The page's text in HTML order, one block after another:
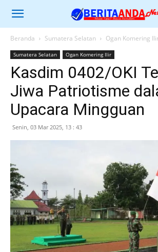
Beranda Sumatera Selatan Ogan Komering
Sumatera Selatan Ogan Komering Ilir
Kasdim 0402/OKI
Jiwa Patriotisme
Upacara Mingguan
Senin, 03 Mar 2025, 13 : 43